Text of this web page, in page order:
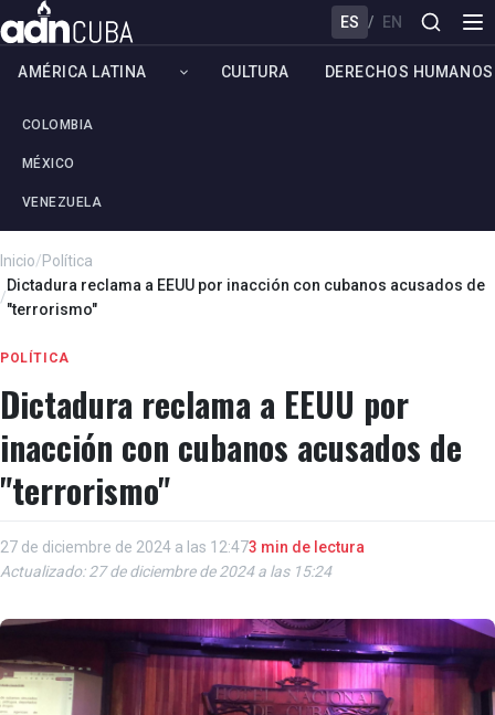
ES / EN
AMÉRICA LATINA
COLOMBIA
MÉXICO
VENEZUELA
CULTURA DERECHOS HUMANOS
Inicio/Política
/
Dictadura reclama a EEUU por inacción con cubanos acusados de
"terrorismo"
POLÍTICA
Dictadura reclama a EEUU por
inacción con cubanos acusados de
"terrorismo"
27 de diciembre de 2024 a las 12:473 min de lectura
Actualizado: 27 de diciembre de 2024 a las 15:24